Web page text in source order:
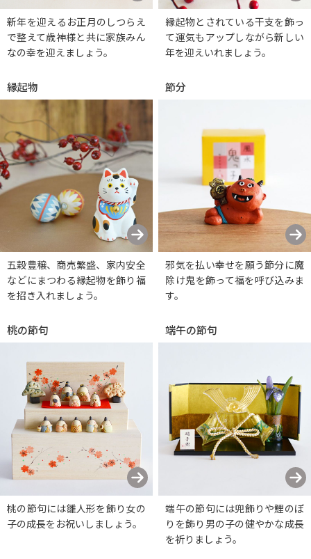
新年を迎えるお正月のしつらえ
で整えて歳神様と共に家族みん
なの幸を迎えましょう。
縁起物とされている干支を飾っ
て運気もアップしながら新しい
年を迎えいれましょう。
縁起物
五穀豊穣、商売繁盛、家内安全
などにまつわる縁起物を飾り福
を招き入れましょう。
節分
邪気を払い幸せを願う節分に魔
除け鬼を飾って福を呼び込みま
す。
桃の節句
桃の節句には雛人形を飾り女の
子の成長をお祝いしましょう。
端午の節句
端午の節句には兜飾りや鯉のぼ
りを飾り男の子の健やかな成長
を祈りましょう。